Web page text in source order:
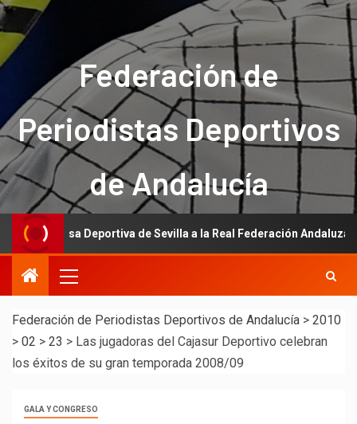
Federación de
Periodistas Deportivos
de Andalucía
Deportiva de Sevilla a la Real Federación Andaluza de Fútbol
Federación de Periodistas Deportivos de Andalucía > 2010
> 02 > 23 > Las jugadoras del Cajasur Deportivo celebran
los éxitos de su gran temporada 2008/09
GALA Y CONGRESO